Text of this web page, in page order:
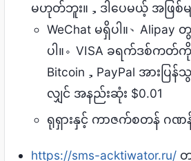
မဟုတ်ဘူး။，ဒါပေမယ့် အဖြစ်
WeChat မရှိပါ။、Alipay
ပါ။。VISA ခရက်ဒစ်ကတ်ကို
Bitcoin，PayPal အားပြ
လျှင် အနည်းဆုံး $0.01
ရုရှားနှင့် ကာဇက်စတန် ဂဏန်
https://sms-acktiwator.ru/ တ